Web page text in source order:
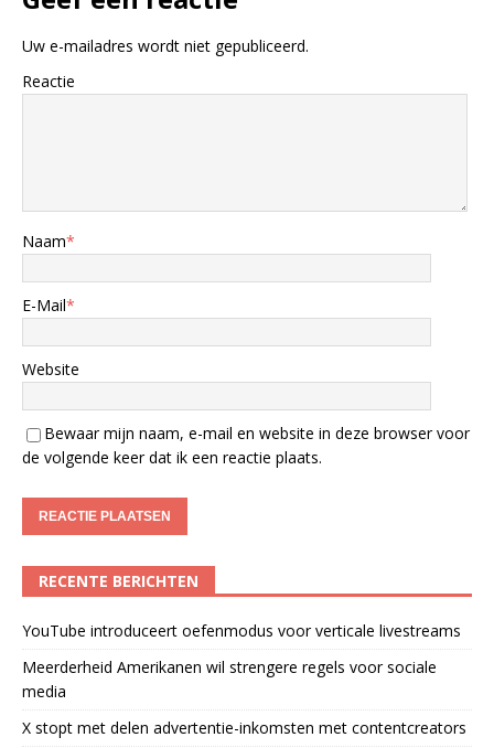
Uw e-mailadres wordt niet gepubliceerd.
Reactie
Naam*
E-Mail*
Website
Bewaar mijn naam, e-mail en website in deze browser voor
de volgende keer dat ik een reactie plaats.
RECENTE BERICHTEN
YouTube introduceert oefenmodus voor verticale livestreams
Meerderheid Amerikanen wil strengere regels voor sociale
media
X stopt met delen advertentie-inkomsten met contentcreators